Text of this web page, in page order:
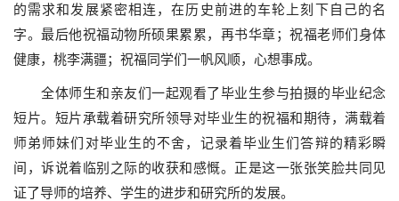
的需求和发展紧密相连，在历史前进的车轮上刻下自己的名
字。最后他祝福动物所硕果累累，再书华章；祝福老师们身体
健康，桃李满疆；祝福同学们一帆风顺，心想事成。
全体师生和亲友们一起观看了毕业生参与拍摄的毕业纪念
短片。短片承载着研究所领导对毕业生的祝福和期待，满载着
师弟师妹们对毕业生的不舍，记录着毕业生们答辩的精彩瞬
间，诉说着临别之际的收获和感慨。正是这一张张笑脸共同见
证了导师的培养、学生的进步和研究所的发展。